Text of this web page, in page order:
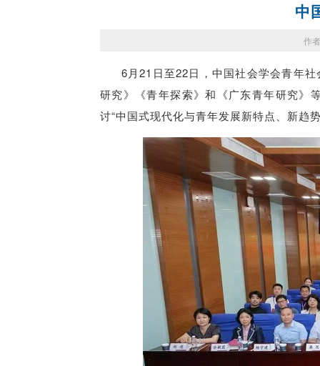
中
作
6月21日至22日，中国社会学会青年
研究》《青年探索》和《广东青年研究》
讨“中国式现代化与青年发展新特点、新趋